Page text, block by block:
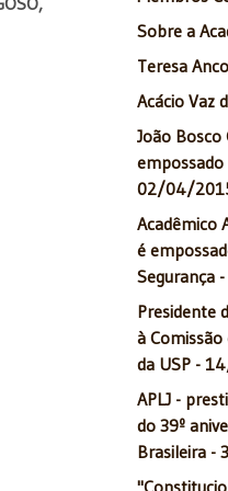
Sobre a
Teresa
Acácio Vaz
João Bosco
empossado
02/04/
Acadêmico
é
Segurança
Presidente
à
da USP -
APLJ -
do 39º
Brasileira